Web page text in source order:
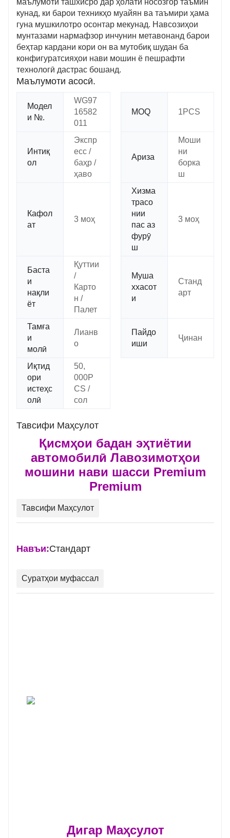
кунад, ки барои техникҳо муайян ва таъмири ҳама
гуна мушкилотро осонтар мекунад. Навсозиҳои
мунтазами нармафзор инчунин метавонанд барои
беҳтар кардани кори он ва мутобиқ шудан ба
конфигуратсияҳои нави мошин ё пешрафти
технологӣ дастрас бошанд.
Маълумоти асосӣ.
Модел
и №.
WG97
16582
011
MOQ 1PCS
Интиқ
ол
Экспр
есс /
баҳр /
ҳаво
Ариза
Моши
ни
борка
ш
Кафол
ат
3 моҳ
Хизма
трасо
нии
пас аз
фурӯ
ш
3 моҳ
Баста
и
нақли
ёт
Қуттии
/
Карто
н /
Палет
Муша
ххасот
и
Станд
арт
Тамға
и
молӣ
Лианв
о
Пайдо
иши
Ҷинан
Иқтид
ори
истеҳс
олӣ
50,
000P
CS /
сол
Тавсифи Маҳсулот
Қисмҳои бадан эҳтиётии
автомобилӣ Лавозимотҳои
мошини нави шасси Premium
Premium
Тавсифи Маҳсулот
Навъи:Стандарт
Суратҳои муфассал
Дигар Маҳсулот